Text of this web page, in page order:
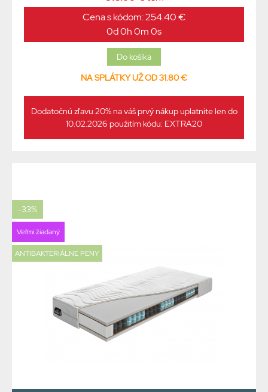
Cena s kódom: 254.40 €
0d 0h 0m 0s
NA SPLÁTKY UŽ OD 31.80 €
Dodatočnú zľavu 20% na váš prvý nákup uplatnite len do
10.02.2026 použitím kódu: EXTRA20
-33%
Veľmi žiadaný
ANTIBAKTERIÁLNE PENY